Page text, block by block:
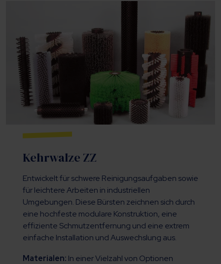
Kehrwalze ZZ
Entwickelt für schwere Reinigungsaufgaben sowie
für leichtere Arbeiten in industriellen
Umgebungen. Diese Bürsten zeichnen sich durch
eine hochfeste modulare Konstruktion, eine
effiziente Schmutzentfernung und eine extrem
einfache Installation und Auswechslung aus.
Materialen: In einer Vielzahl von Optionen